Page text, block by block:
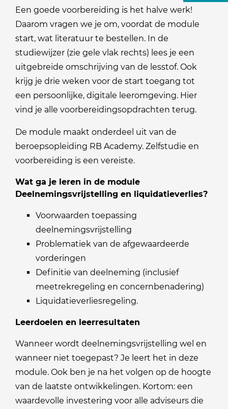
Een goede voorbereiding is het halve werk!
Daarom vragen we je om, voordat de module
start, wat literatuur te bestellen. In de
studiewijzer (zie gele vlak rechts) lees je een
uitgebreide omschrijving van de lesstof. Ook
krijg je drie weken voor de start toegang tot
een persoonlijke, digitale leeromgeving. Hier
vind je alle voorbereidingsopdrachten terug.
De module maakt onderdeel uit van de
beroepsopleiding RB Academy. Zelfstudie en
voorbereiding is een vereiste.
Wat ga je leren in de module
Deelnemingsvrijstelling en liquidatieverlies?
Voorwaarden toepassing
deelnemingsvrijstelling
Problematiek van de afgewaardeerde
vorderingen
Definitie van deelneming (inclusief
meetrekregeling en concernbenadering)
Liquidatieverliesregeling.
Leerdoelen en leerresultaten
Wanneer wordt deelnemingsvrijstelling wel en
wanneer niet toegepast? Je leert het in deze
module. Ook ben je na het volgen op de hoogte
van de laatste ontwikkelingen. Kortom: een
waardevolle investering voor alle adviseurs die